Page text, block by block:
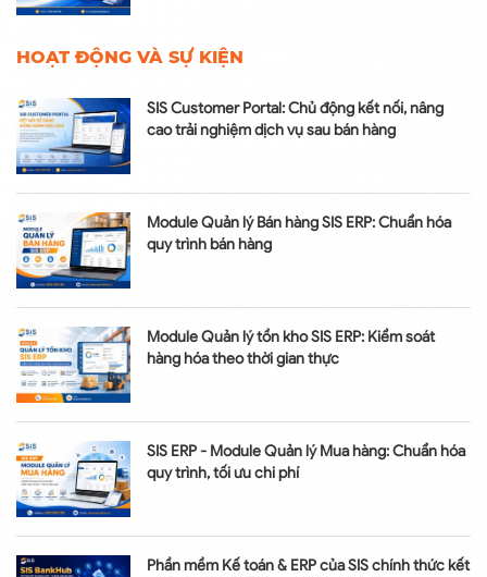
HOẠT ĐỘNG VÀ SỰ KIỆN
SIS Customer Portal: Chủ động kết nối, nâng
cao trải nghiệm dịch vụ sau bán hàng
Module Quản lý Bán hàng SIS ERP: Chuẩn hóa
quy trình bán hàng
Module Quản lý tồn kho SIS ERP: Kiểm soát
hàng hóa theo thời gian thực
SIS ERP - Module Quản lý Mua hàng: Chuẩn hóa
quy trình, tối ưu chi phí
Phần mềm Kế toán & ERP của SIS chính thức kết